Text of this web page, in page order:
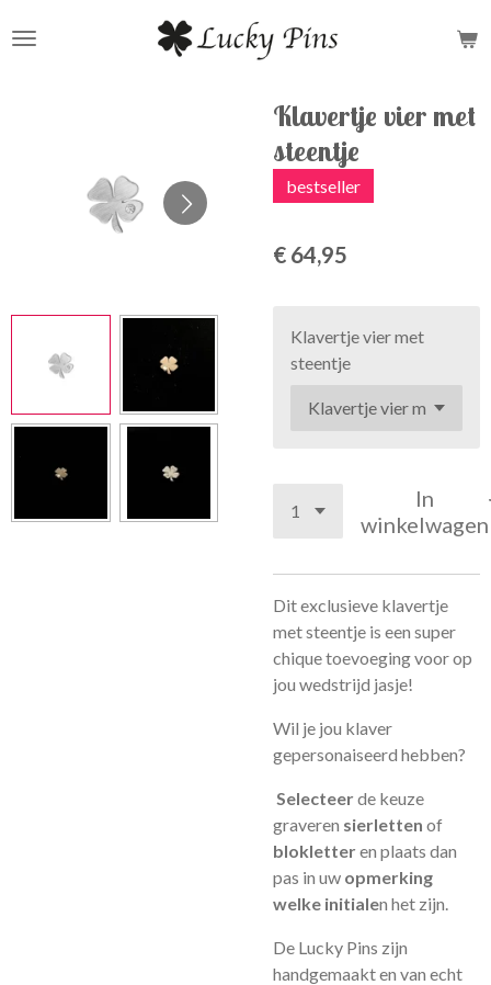
direct
Klavertje vier met
steentje
bestseller
€ 64,95
Klavertje vier met
steentje
In
winkelwagen
Dit exclusieve klavertje
met steentje is een super
chique toevoeging voor op
jou wedstrijd jasje!
Wil je jou klaver
gepersonaiseerd hebben?
Selecteerde keuze
graveren sierletten of
blokletteren plaats dan
pas in uw opmerking
welke initialen het zijn.
De Lucky Pins zijn
handgemaakt en van echt